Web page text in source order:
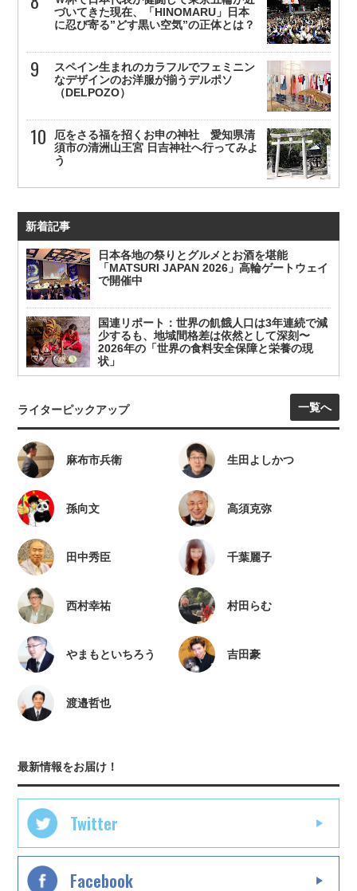
づいてきた現在、「HINOMARU」日本
に忍び寄る”どす黒い空気”の正体とは？
スペイン生まれのカラフルでフェミニン
なデザインのお洋服が揃うデルポソ
（DELPOZO）
厄をさる福を招くお申の神社 愛知県清
須市の清洲山王宮 日吉神社へ行ってみよ
う
新着記事
日本各地の祭りとグルメとお酒を堪能
「MATSURI JAPAN 2026」高輪ゲートウェイ
で開催中
国連リポート：世界の飢餓人口は3年連続で減
少するも、地域間格差は依然として深刻〜
2026年の「世界の食料安全保障と栄養の現
状」
ライターピックアップ 一覧へ
麻布市兵衛 生田よしかつ
孫向文 高須克弥
田中秀臣 千葉麗子
西村幸祐 村田らむ
やまもといちろう 吉田豪
渡邉哲也
最新情報をお届け！
Twitter
Facebook